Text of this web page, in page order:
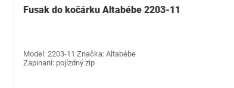
Fusak do kočárku Altabébe 2203-11
Model: 2203-11 Značka: Altabébe
Zapinaní: pojízdný zip